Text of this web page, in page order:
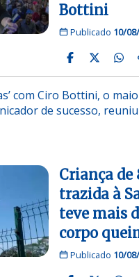
Bottini
Publicado 10/
com Ciro Bottini, o
de sucesso,
Criança de
trazida à
teve mais
corpo
Publicado 10/